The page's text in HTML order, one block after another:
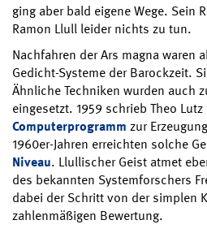
ging aber bald eigene Wege. Sein
Ramon Llull leider nichts zu tun.
Nachfahren der Ars magna waren
Gedicht-Systeme der Barockzeit.
Ähnliche Techniken wurden auch
eingesetzt. 1959 schrieb Theo
Computerprogramm zur
1960er-Jahren erreichten solche
Niveau. Llullischer Geist atmet
des bekannten Systemforschers
dabei der Schritt von der simplen
zahlenmäßigen Bewertung.